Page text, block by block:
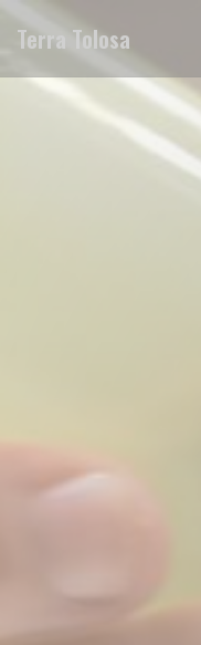
Terra Tolosa